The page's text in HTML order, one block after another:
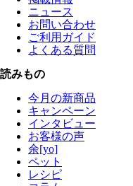
ニュース
お問い合わせ
ご利用ガイド
よくある質問
読みもの
今月の新商品
キャンペーン
インタビュー
お客様の声
余[yo]
ペット
レシピ